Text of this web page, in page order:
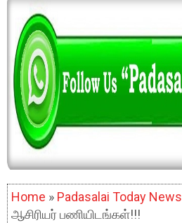
Home » Padasalai Today News
ஆசிரியர் பணியிடங்கள்!!!